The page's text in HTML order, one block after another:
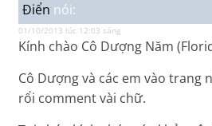
Điển nói:
01/10/2013 lúc 12:03 sáng
Kính chào Cô Dượng Năm
Cô Dượng và các em vào trang
rổi comment vài chữ.